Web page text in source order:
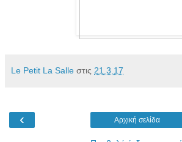
Le Petit La Salle στις 21.3.17
‹ Αρχική σελίδα